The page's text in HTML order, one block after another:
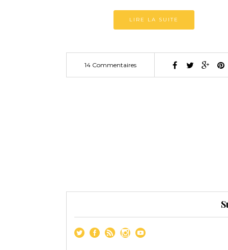
LIRE LA SUITE
14 Commentaires